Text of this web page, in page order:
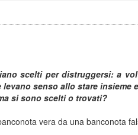
scelti per distruggersi:a
levano senso allo stare insieme
si sono scelti o trovati?
vera da una banconota